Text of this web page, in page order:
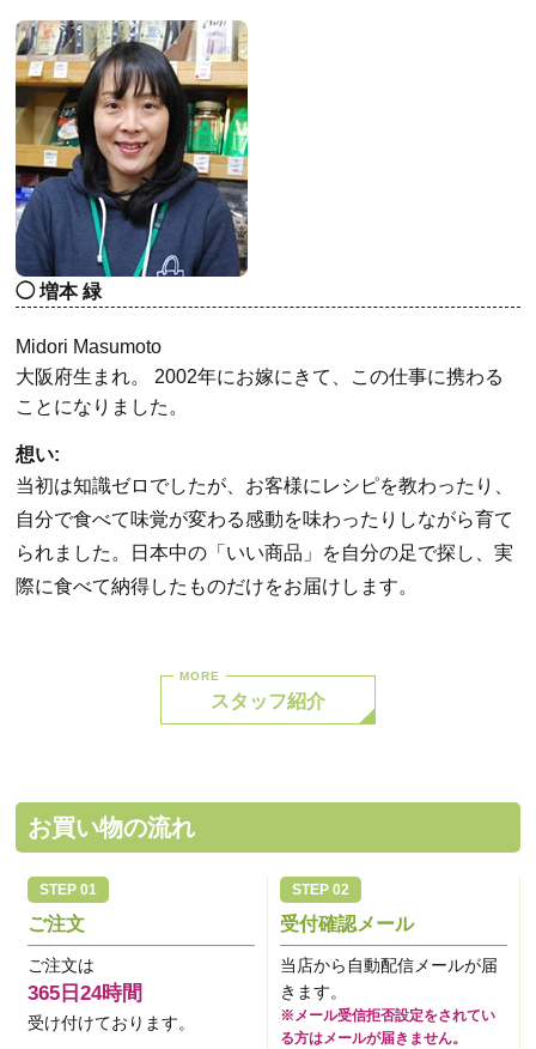
増本 緑
Midori Masumoto
大阪府生まれ。 2002年にお嫁にきて、この仕事に携わる
ことになりました。
想い:
当初は知識ゼロでしたが、お客様にレシピを教わったり、
自分で食べて味覚が変わる感動を味わったりしながら育て
られました。日本中の「いい商品」を自分の足で探し、実
際に食べて納得したものだけをお届けします。
スタッフ紹介
お買い物の流れ
ご注文
ご注文は
365日24時間
受け付けております。
受付確認メール
当店から自動配信メールが届
きます。
※メール受信拒否設定をされてい
る方はメールが届きません。